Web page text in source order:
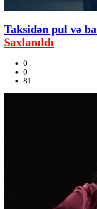
Taksidən pul və
Saxlanıldı
0
0
81